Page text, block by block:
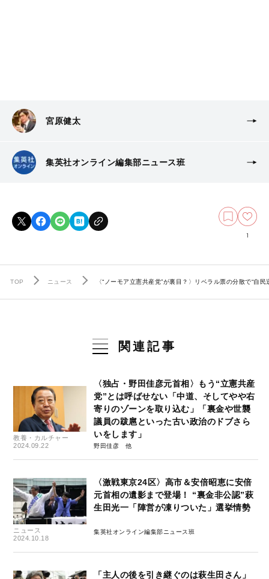
宮原健太
集英社オンライン編集部ニュース班
1
TOP ニュース 〈“ノーモア立憲共産党”が裏目？〉リベラル票の分散で“
関連記事
教養・カルチャー
2024.09.22
〈独占・野田佳彦元首相〉もう“立憲共産
党”とは呼ばせない「中道、そしてやや右
寄りのゾーンを取り込む」「裏金や世襲
議員の跋扈といった古い政治のドブさら
いをします」
野田佳彦
ニュース
2024.10.18
〈激戦東京24区〉高市＆安倍昭恵に安倍
元首相の遺影まで登場！ “裏金非公認”萩
生田光一「陣営が凍りついた」選挙情勢
集英社オンライン編集部ニュース班
「主人の後を引き継ぐのは萩生田さん」